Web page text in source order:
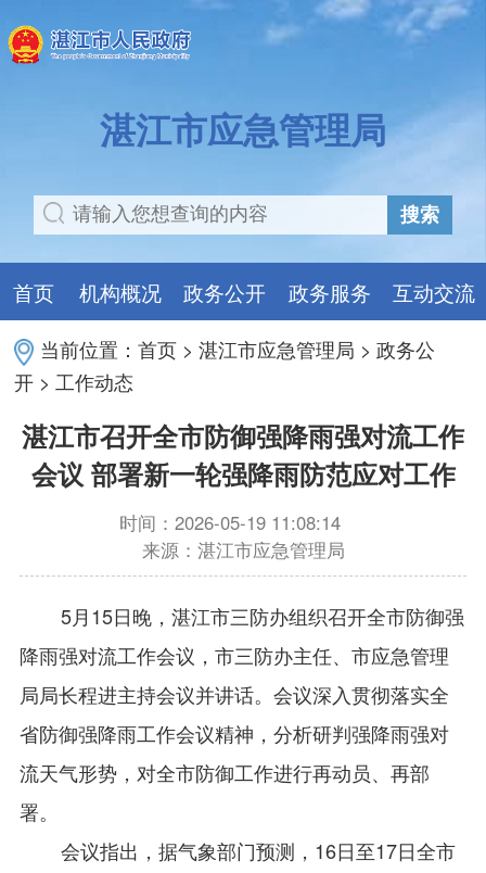
湛江市应急管理局
搜索
首页 机构概况 政务公开 政务服务 互动交流
当前位置：首页 >湛江市应急管理局 >政务公
开 > 工作动态
湛江市召开全市防御强降雨强对流工作
会议 部署新一轮强降雨防范应对工作
时间：2026-05-19 11:08:14
来源：湛江市应急管理局
5月15日晚，湛江市三防办组织召开全市防御强
降雨强对流工作会议，市三防办主任、市应急管理
局局长程进主持会议并讲话。会议深入贯彻落实全
省防御强降雨工作会议精神，分析研判强降雨强对
流天气形势，对全市防御工作进行再动员、再部
署。
会议指出，据气象部门预测，16日至17日全市